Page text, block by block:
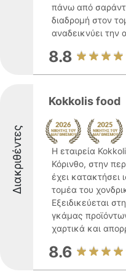
πάνω από
διαδρομή στον
αναδεικνύει την
8.8
Διακριθέντες
Kokkolis food
Η εταιρεία
Κόρινθο, στην
έχει κατακτήσει
τομέα του
Εξειδικεύεται
γκάμας
χαρτικά και
8.6